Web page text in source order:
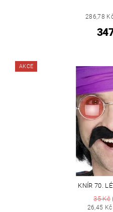
286,78
AKCE
KNÍR 70.
35 Kč
26,45 Kč